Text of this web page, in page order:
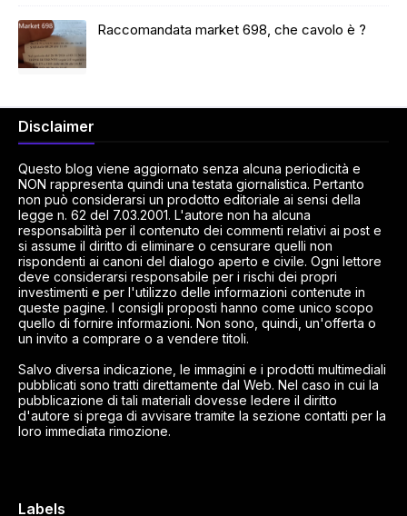
Raccomandata market 698, che cavolo è ?
Disclaimer
Questo blog viene aggiornato senza alcuna periodicità e
NON rappresenta quindi una testata giornalistica. Pertanto
non può considerarsi un prodotto editoriale ai sensi della
legge n. 62 del 7.03.2001. L'autore non ha alcuna
responsabilità per il contenuto dei commenti relativi ai post e
si assume il diritto di eliminare o censurare quelli non
rispondenti ai canoni del dialogo aperto e civile. Ogni lettore
deve considerarsi responsabile per i rischi dei propri
investimenti e per l'utilizzo delle informazioni contenute in
queste pagine. I consigli proposti hanno come unico scopo
quello di fornire informazioni. Non sono, quindi, un'offerta o
un invito a comprare o a vendere titoli.
Salvo diversa indicazione, le immagini e i prodotti multimediali
pubblicati sono tratti direttamente dal Web. Nel caso in cui la
pubblicazione di tali materiali dovesse ledere il diritto
d'autore si prega di avvisare tramite la sezione contatti per la
loro immediata rimozione.
Labels